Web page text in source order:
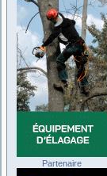
Partenaire